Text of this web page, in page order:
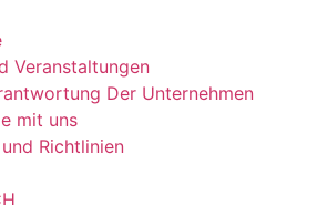
Veranstaltungen
Der Unternehmen
mit uns
Richtlinien